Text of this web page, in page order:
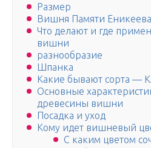
Размер
Вишня Памяти Еникеева
Что делают и где
вишни
разнообразие
Шпанка
Какие бывают сорта —
Основные
древесины вишни
Посадка и уход
Кому идет вишневый
С каким цветом